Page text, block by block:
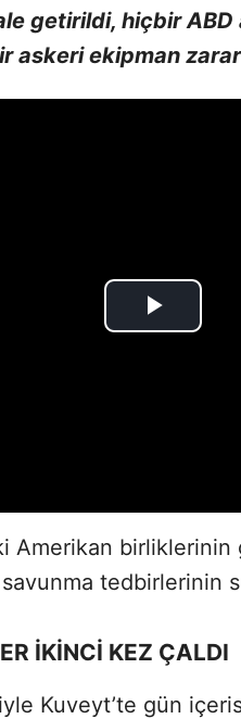
getirildi, hiçbir
askeri ekipman
Amerikan birliklerinin
tedbirlerinin
İKİNCİ KEZ ÇALDI
Kuveyt’te gün